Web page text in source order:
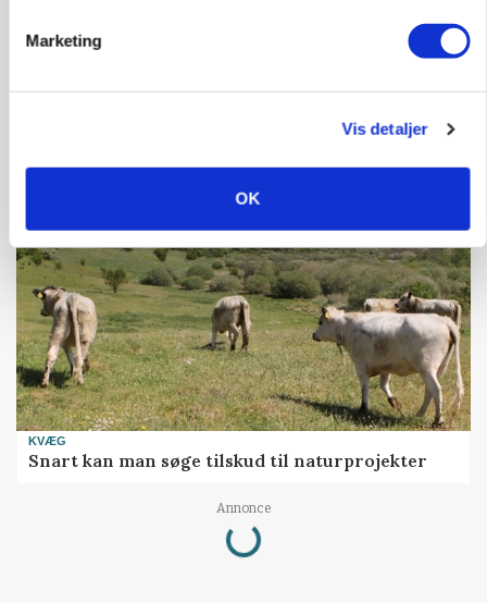
Marketing
Vis detaljer
OK
POLITIK
Folketinget behandler ny gødskningslov: Sådan
KVÆG
Snart kan man søge tilskud til naturprojekter
Annonce
Loading...